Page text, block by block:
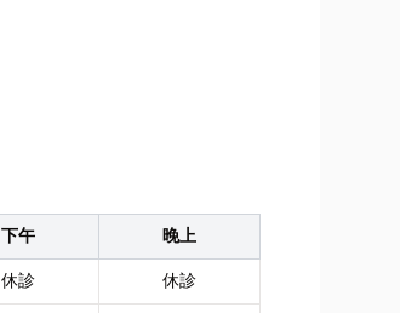
下午
晚上
休診
休診